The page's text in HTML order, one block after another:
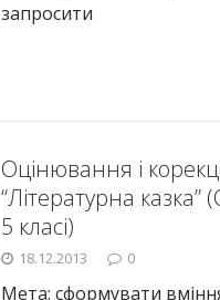
запросити
Оцінювання і
“Літературна казка”
5 класі)
18.12.2013 0
Мета: сформувати